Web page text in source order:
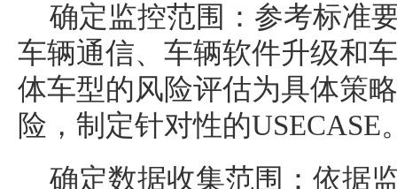
确定监控范围：参考标准
车辆通信、车辆软件升级和
体车型的风险评估为具体策
险，制定针对性的USECASE
确定数据收集范围：依据